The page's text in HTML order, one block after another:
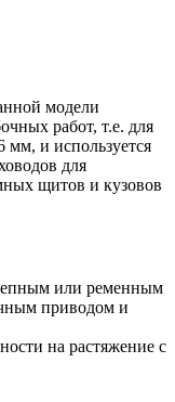
модели
работ, т.е. для
мм, и используется
для
щитов и кузовов
или ременным
приводом и
на растяжение с